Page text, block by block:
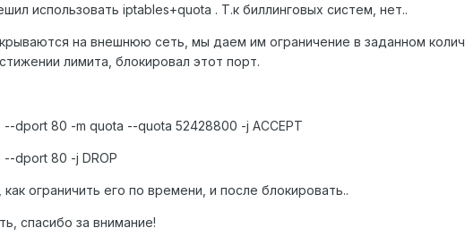
использовать iptables+quota . Т.к биллинговых систем, нет..
на внешнюю сеть, мы даем им ограничение в заданном
лимита, блокировал этот порт.
--dport 80 -m quota --quota 52428800 -j ACCEPT
dport 80 -j DROP
ограничить его по времени, и после блокировать..
спасибо за внимание!